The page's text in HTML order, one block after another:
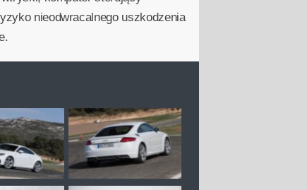
nieodwracalnego uszkodzenia